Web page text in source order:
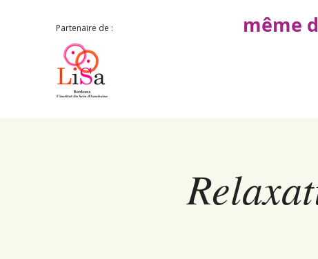
Partenaire de : même